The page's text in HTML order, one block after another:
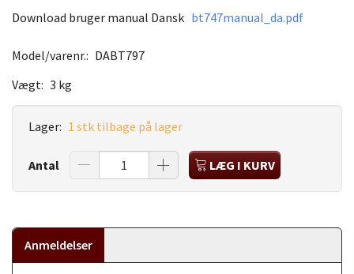
Download bruger manual Dansk bt747manual_da.pdf
Model/varenr.: DABT797
Vægt: 3 kg
Lager: 1 stk tilbage på lager
Antal LÆG I KURV
Anmeldelser